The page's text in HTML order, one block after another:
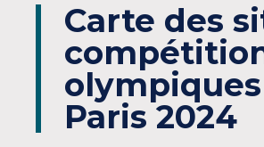
Carte des
Paris 2024